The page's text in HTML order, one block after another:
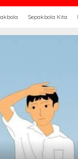
Sepakbola Kita